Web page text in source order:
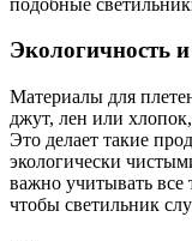
Экологичность и
Материалы для
джут, лен или
Это делает такие
экологически
важно учитывать все
чтобы светильник